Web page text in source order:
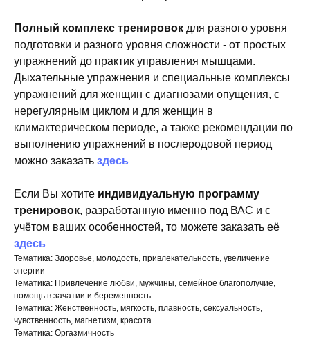
Полный комплекс тренировок для разного уровня
подготовки и разного уровня сложности - от простых
упражнений до практик управления мышцами.
Дыхательные упражнения и специальные комплексы
упражнений для женщин с диагнозами опущения, с
нерегулярным циклом и для женщин в
климактерическом периоде, а также рекомендации по
выполнению упражнений в послеродовой период
можно заказать здесь
Если Вы хотите индивидуальную программу
тренировок, разработанную именно под ВАС и с
учётом ваших особенностей, то можете заказать её
здесь
Тематика: Здоровье, молодость, привлекательность, увеличение
энергии
Тематика: Привлечение любви, мужчины, семейное благополучие,
помощь в зачатии и беременность
Тематика: Женственность, мягкость, плавность, сексуальность,
чувственность, магнетизм, красота
Тематика: Оргазмичность